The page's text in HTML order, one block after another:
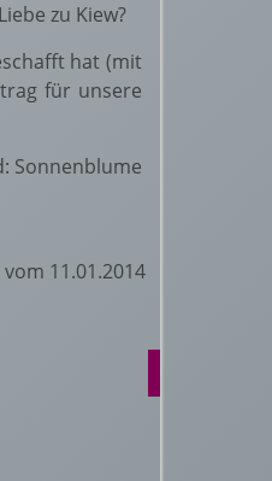
zu Kiew?
hat (mit
für unsere
Sonnenblume
11.01.2014